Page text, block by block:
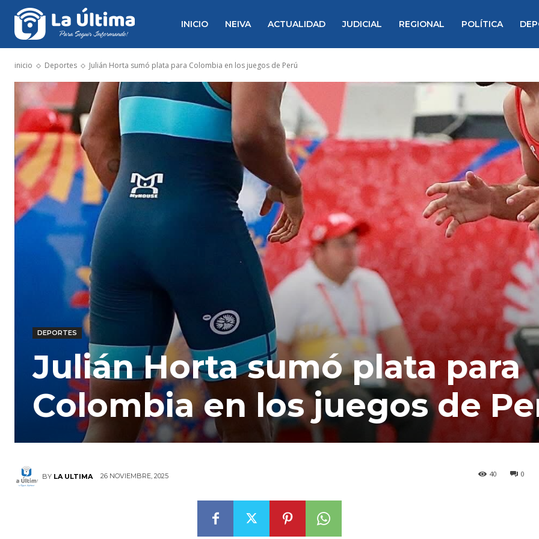
INICIO NEIVA ACTUALIDAD JUDICIAL REGIONAL POLÍTICA
inicio Deportes Julián Horta sumó plata para Colombia en los juegos de Perú
DEPORTES
Julián Horta sumó plata para
Colombia en los juegos de
BY LA ULTIMA 26 NOVIEMBRE, 2025 0
40